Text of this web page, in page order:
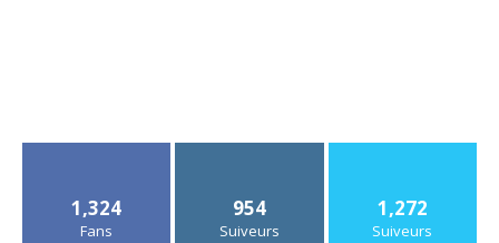
1,324
Fans
954
Suiveurs
1,272
Suiveurs